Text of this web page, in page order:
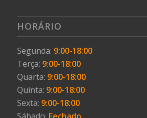
HORÁRIO
Segunda: 9:00-18:00
Terça: 9:00-18:00
Quarta: 9:00-18:00
Quinta: 9:00-18:00
Sexta: 9:00-18:00